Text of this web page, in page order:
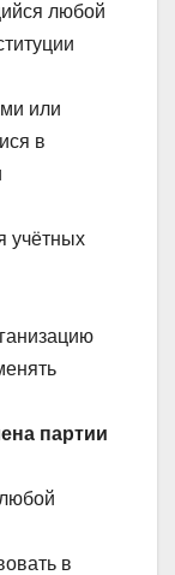
любой
или
в
учётных
партии
в